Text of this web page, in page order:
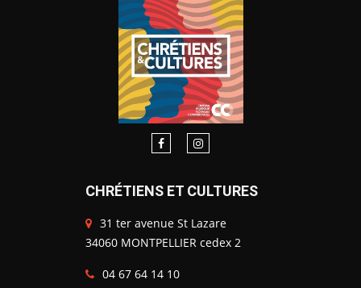
CHRÉTIENS ET CULTURES
31 ter avenue St Lazare
34060 MONTPELLIER cedex 2
04 67 64 14 10